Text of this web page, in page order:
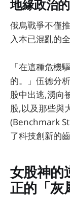
地緣政治
俄烏戰爭不僅
入本已混亂的
「在這種危機
的。」伍德分
股中出逃,湧向
股,以及那些與
(Benchmark
了科技創新的
女股神的
正的「灰